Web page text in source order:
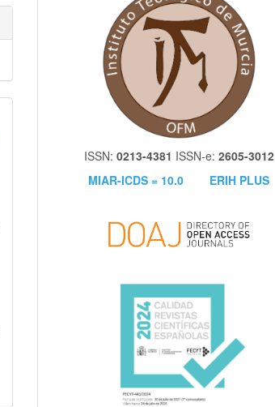
ISSN: 0213-4381 ISSN-e: 2605-3012
MIAR-ICDS = 10.0
ERIH PLUS